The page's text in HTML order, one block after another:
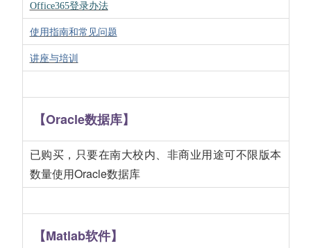
Office365登录办法
使用指南和常见问题
讲座与培训
【Oracle数据库】
已购买，只要在南大校内、非商业用途可不限版本
数量使用Oracle数据库
【Matlab软件】